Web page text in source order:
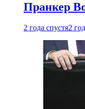
Пранкер
2 года спустя2